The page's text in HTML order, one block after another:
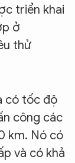
triển khai
ở
thử
có tốc độ
công các
km. Nó có
và có khả